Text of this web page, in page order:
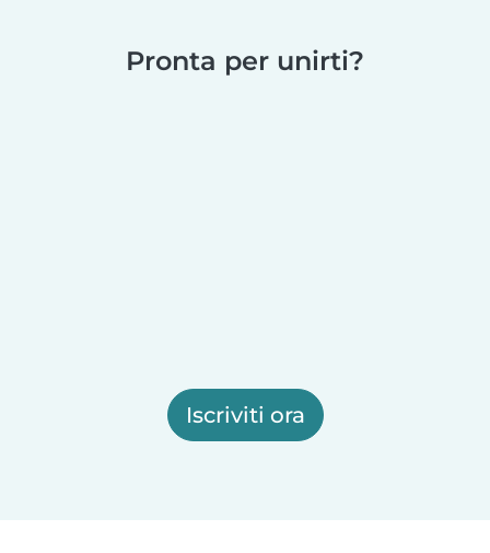
Pronta per unirti?
Iscriviti ora